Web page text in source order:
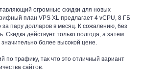
огромные скидки для новых
план VPS XL предлагает 4 vCPU, 8 ГБ
за пару долларов в месяц. К сожалению, без
Скидка действует только полгода, а затем
более высокой цене.
по трафику, так что это отличный вариант
сайтов.